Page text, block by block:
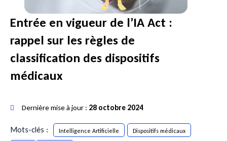
Entrée en vigueur de l’IA Act :
rappel sur les règles de
classification des dispositifs
médicaux
Dernière mise à jour : 28 octobre 2024
Mots-clés : Intelligence Artificielle Dispositifs médicaux